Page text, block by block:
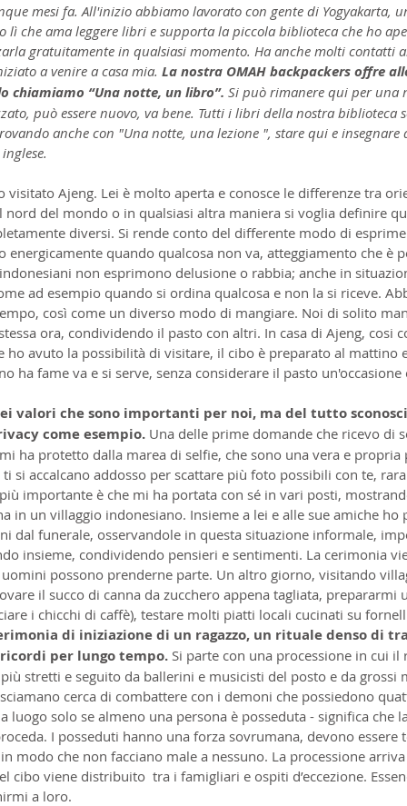
mesi fa. All'inizio abbiamo lavorato con gente di Yogyakarta,
lì che ama leggere libri e supporta la piccola biblioteca che ho
gratuitamente in qualsiasi momento. Ha anche molti contatti
a venire a casa mia. La nostra OMAH backpackers offre
chiamiamo “Una notte, un libro”. Si può rimanere qui per
può essere nuovo, va bene. Tutti i libri della nostra
anche con "Una notte, una lezione ", stare qui e
visitato Ajeng. Lei è molto aperta e conosce le differenze tra
nord del mondo o in qualsiasi altra maniera si voglia definire
diversi. Si rende conto del differente modo di
energicamente quando qualcosa non va, atteggiamento che è
non esprimono delusione o rabbia; anche in
ad esempio quando si ordina qualcosa e non la si riceve.
così come un diverso modo di mangiare. Noi di solito
ora, condividendo il pasto con altri. In casa di Ajeng, cosi
ho avuto la possibilità di visitare, il cibo è preparato al mattino
ha fame va e si serve, senza considerare il pasto
valori che sono importanti per noi, ma del tutto
come esempio. Una delle prime domande che ricevo di
ha protetto dalla marea di selfie, che sono una vera e
si accalcano addosso per scattare più foto possibili con te,
importante è che mi ha portata con sé in vari posti,
in un villaggio indonesiano. Insieme a lei e alle sue amiche
dal funerale, osservandole in questa situazione informale,
insieme, condividendo pensieri e sentimenti. La cerimonia
possono prenderne parte. Un altro giorno, visitando
il succo di canna da zucchero appena tagliata,
i chicchi di caffè), testare molti piatti locali cucinati su
di iniziazione di un ragazzo, un rituale denso di
per lungo tempo. Si parte con una processione in cui il
stretti e seguito da ballerini e musicisti del posto e da
cerca di combattere con i demoni che possiedono
luogo solo se almeno una persona è posseduta - significa che
I posseduti hanno una forza sovrumana, devono essere
modo che non facciano male a nessuno. La processione
cibo viene distribuito  tra i famigliari e ospiti d’eccezione.
a loro.